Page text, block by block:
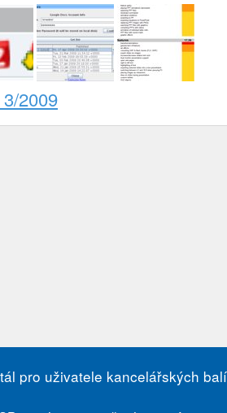
2009
pro uživatele kancelářských